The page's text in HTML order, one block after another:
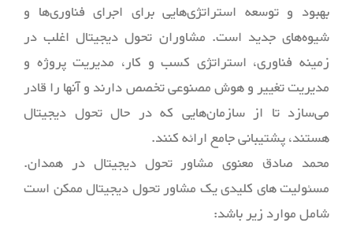
بهبود و توسعه استراتژی‌هایی برای اجرای فناوری‌ها و
شیوه‌های جدید است. مشاوران تحول دیجیتال اغلب در
زمینه فناوری، استراتژی کسب و کار، مدیریت پروژه و
مدیریت تغییر و هوش مصنوعی تخصص دارند و آنها را قادر
می‌سازد تا از سازمان‌هایی که در حال تحول دیجیتال
هستند، پشتیبانی جامع ارائه کنند.
محمد صادق معنویمشاور تحول دیجیتال در همدان.
مسئولیت های کلیدی یک مشاور تحول دیجیتال ممکن است
شامل موارد زیر باشد: